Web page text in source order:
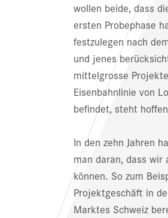
wollen beide, dass
ersten Probephase
festzulegen nach
und jenes
mittelgrosse
Eisenbahnlinie von
befindet, steht
In den zehn Jahren
man daran, dass wir
können. So zum
Projektgeschäft in
Marktes Schweiz